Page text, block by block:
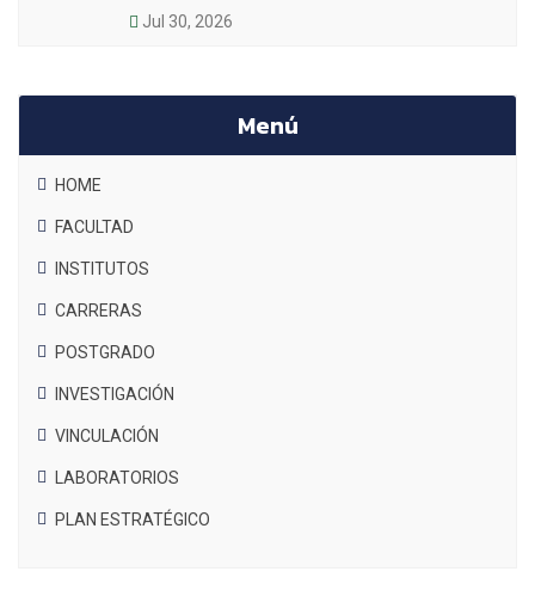
Jul 30, 2026
Menú
HOME
FACULTAD
INSTITUTOS
CARRERAS
POSTGRADO
INVESTIGACIÓN
VINCULACIÓN
LABORATORIOS
PLAN ESTRATÉGICO